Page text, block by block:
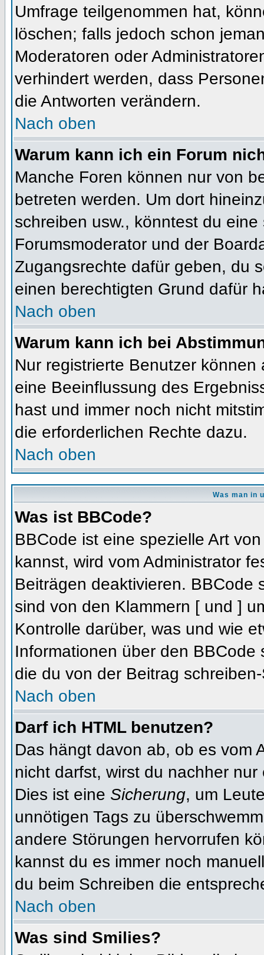
Umfrage teilgenommen hat,
löschen; falls jedoch schon
Moderatoren oder
verhindert werden, dass
die Antworten verändern.
Nach oben
Warum kann ich ein Forum
Manche Foren können nur von
betreten werden. Um dort
schreiben usw., könntest du
Forumsmoderator und der
Zugangsrechte dafür geben, du
einen berechtigten Grund dafür
Nach oben
Warum kann ich bei
Nur registrierte Benutzer
eine Beeinflussung des
hast und immer noch nicht
die erforderlichen Rechte dazu.
Nach oben
Was man in
Was ist BBCode?
BBCode ist eine spezielle Art
kannst, wird vom Administrator
Beiträgen deaktivieren. BBCode
sind von den Klammern [ und ]
Kontrolle darüber, was und wie
Informationen über den
die du von der Beitrag
Nach oben
Darf ich HTML benutzen?
Das hängt davon ab, ob es vom
nicht darfst, wirst du nachher
Dies ist eine Sicherung, um
unnötigen Tags zu
andere Störungen hervorrufen
kannst du es immer noch
du beim Schreiben die
Nach oben
Was sind Smilies?